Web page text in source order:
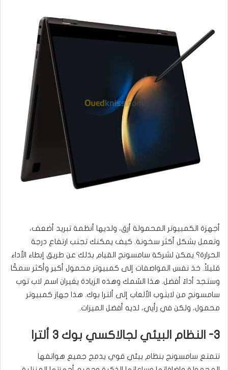
أجهزة الكمبيوتر المحمولة أرق، ولديها أنظمة تبريد أضعف،
وتعمل بشكل أكثر سخونة. كيف يمكنك تجنب ارتفاع درجة
الحرارة؟ يمكن لشركة سامسونج القيام بذلك عن طريق إبطاء الأداء
قليلاً. خذ نفس المواصفات إلى كمبيوتر محمول أكبر وأكثر سمكًا
وستجد أداءً أفضل. هذا السُمك وهذه الزيادة يغيران اسم لاب توب
سامسونج من لابتوب الألعاب إلى ألترا بوك. هذا جهاز كمبيوتر
محمول، ولكن في رأيي، لديه أفضل الميزات.
3- النظام البيئي لجالاكسي بوك 3 ألترا
تتمتع سامسونج بنظام بيئي قوي يدمج جميع هواتفها